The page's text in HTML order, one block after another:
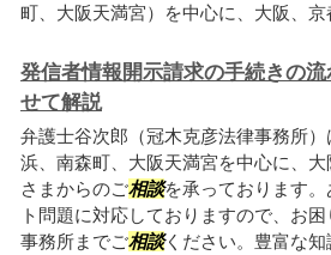
町、大阪天満宮）を中心に、大阪、京
発信者情報開示請求の手続きの
せて解説
弁護士谷次郎（冠木克彦法律事務所
浜、南森町、大阪天満宮を中心に、
さまからのご相談を承っております
ト問題に対応しておりますので、お
事務所までご相談ください。豊富な